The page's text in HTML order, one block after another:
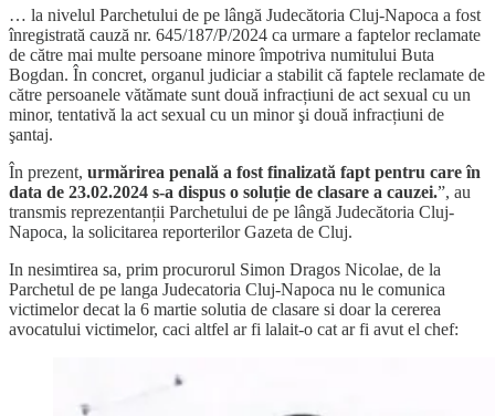
… la nivelul Parchetului de pe lângă Judecătoria Cluj-Napoca a fost
înregistrată cauză nr. 645/187/P/2024 ca urmare a faptelor reclamate
de către mai multe persoane minore împotriva numitului Buta
Bogdan. În concret, organul judiciar a stabilit că faptele reclamate de
către persoanele vătămate sunt două infracțiuni de act sexual cu un
minor, tentativă la act sexual cu un minor şi două infracțiuni de
şantaj.
În prezent, urmărirea penală a fost finalizată fapt pentru care în
data de 23.02.2024 s-a dispus o soluție de clasare a cauzei.”, au
transmis reprezentanții Parchetului de pe lângă Judecătoria Cluj-
Napoca, la solicitarea reporterilor Gazeta de Cluj.
In nesimtirea sa, prim procurorul Simon Dragos Nicolae, de la
Parchetul de pe langa Judecatoria Cluj-Napoca nu le comunica
victimelor decat la 6 martie solutia de clasare si doar la cererea
avocatului victimelor, caci altfel ar fi lalait-o cat ar fi avut el chef: